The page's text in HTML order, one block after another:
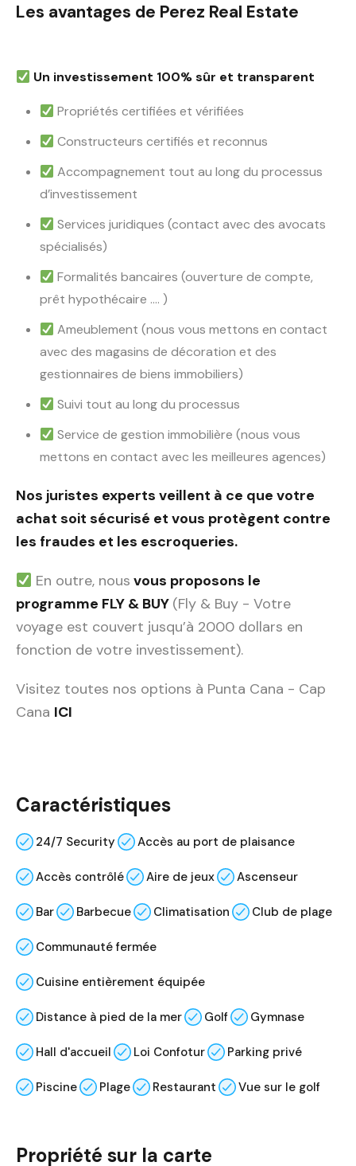
Les avantages de Perez Real Estate
Un investissement 100% sûr et transparent
Propriétés certifiées et vérifiées
Constructeurs certifiés et reconnus
Accompagnement tout au long du processus
d’investissement
Services juridiques (contact avec des avocats
spécialisés)
Formalités bancaires (ouverture de compte,
prêt hypothécaire …. )
Ameublement (nous vous mettons en contact
avec des magasins de décoration et des
gestionnaires de biens immobiliers)
Suivi tout au long du processus
Service de gestion immobilière (nous vous
mettons en contact avec les meilleures agences)
Nos juristes experts veillent à ce que votre
achat soit sécurisé et vous protègent contre
les fraudes et les escroqueries.
En outre, nous vous proposons le
programme FLY & BUY (Fly & Buy - Votre
voyage est couvert jusqu’à 2000 dollars en
fonction de votre investissement).
Visitez toutes nos options à Punta Cana - Cap
Cana ICI
Caractéristiques
24/7 Security Accès au port de plaisance
Accès contrôlé Aire de jeux Ascenseur
Bar Barbecue Climatisation Club de plage
Communauté fermée
Cuisine entièrement équipée
Distance à pied de la mer Golf Gymnase
Hall d'accueil Loi Confotur Parking privé
Piscine Plage Restaurant Vue sur le golf
Propriété sur la carte